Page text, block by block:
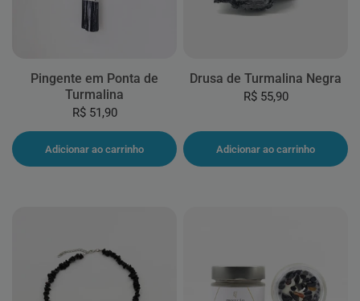
Pingente em Ponta de
Turmalina
R$ 51,90
Adicionar ao carrinho
Drusa de Turmalina Negra
R$ 55,90
Adicionar ao carrinho